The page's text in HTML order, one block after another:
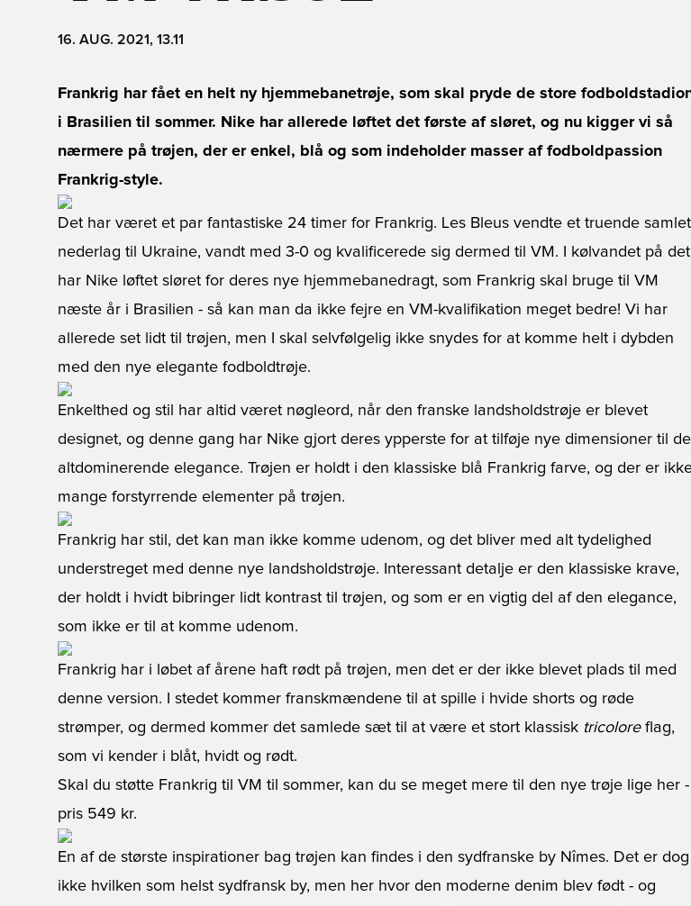
16. AUG. 2021, 13.11
Frankrig har fået en helt ny hjemmebanetrøje, som skal pryde de store
i Brasilien til sommer. Nike har allerede løftet det første af sløret, og nu kigger vi så
nærmere på trøjen, der er enkel, blå og som indeholder masser af fodboldpassion
Frankrig-style.
Det har været et par fantastiske 24 timer for Frankrig. Les Bleus vendte et truende samlet
nederlag til Ukraine, vandt med 3-0 og kvalificerede sig dermed til VM. I kølvandet på det
har Nike løftet sløret for deres nye hjemmebanedragt, som Frankrig skal bruge til VM
næste år i Brasilien - så kan man da ikke fejre en VM-kvalifikation meget bedre! Vi har
allerede set lidt til trøjen, men I skal selvfølgelig ikke snydes for at komme helt i dybden
med den nye elegante fodboldtrøje.
Enkelthed og stil har altid været nøgleord, når den franske landsholdstrøje er blevet
designet, og denne gang har Nike gjort deres ypperste for at tilføje nye dimensioner til
altdominerende elegance. Trøjen er holdt i den klassiske blå Frankrig farve, og der er
mange forstyrrende elementer på trøjen.
Frankrig har stil, det kan man ikke komme udenom, og det bliver med alt tydelighed
understreget med denne nye landsholdstrøje. Interessant detalje er den klassiske krave,
der holdt i hvidt bibringer lidt kontrast til trøjen, og som er en vigtig del af den elegance,
som ikke er til at komme udenom.
Frankrig har i løbet af årene haft rødt på trøjen, men det er der ikke blevet plads til med
denne version. I stedet kommer franskmændene til at spille i hvide shorts og røde
strømper, og dermed kommer det samlede sæt til at være et stort klassisk tricoloreflag,
som vi kender i blåt, hvidt og rødt.
Skal du støtte Frankrig til VM til sommer, kan du se meget mere til den nye trøje lige her -
pris 549 kr.
En af de største inspirationer bag trøjen kan findes i den sydfranske by Nîmes. Det er dog
ikke hvilken som helst sydfransk by, men her hvor den moderne denim blev født - og